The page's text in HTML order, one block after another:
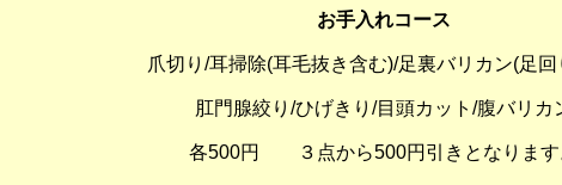
お手入れコース
爪切り/耳掃除(耳毛抜き含む)/足裏バリカン(足回
肛門腺絞り/ひげきり/目頭カット/腹バリカ
各500円 ３点から500円引きとなります